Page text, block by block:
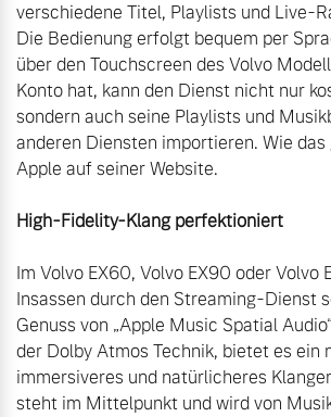
Jetzt
Mehr erfahren
Finanzierung & Leasing
Versicherung
verschiedene Titel, Playlists und Live-
Die Bedienung erfolgt bequem per
über den Touchscreen des Volvo
Konto hat, kann den Dienst nicht nur
sondern auch seine Playlists und
anderen Diensten importieren. Wie
Apple auf seiner Website.
Im Volvo EX60, Volvo EX90 oder Volvo
Insassen durch den Streaming-Dienst
Genuss von „Apple Music Spatial
der Dolby Atmos Technik, bietet es ein
immersiveres und natürlicheres
steht im Mittelpunkt und wird von